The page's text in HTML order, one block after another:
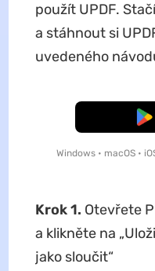
použít UPDF.
a stáhnout si
uvedeného
Windows • macOS •
Krok 1. Otevřete
a klikněte na
jako sloučit“